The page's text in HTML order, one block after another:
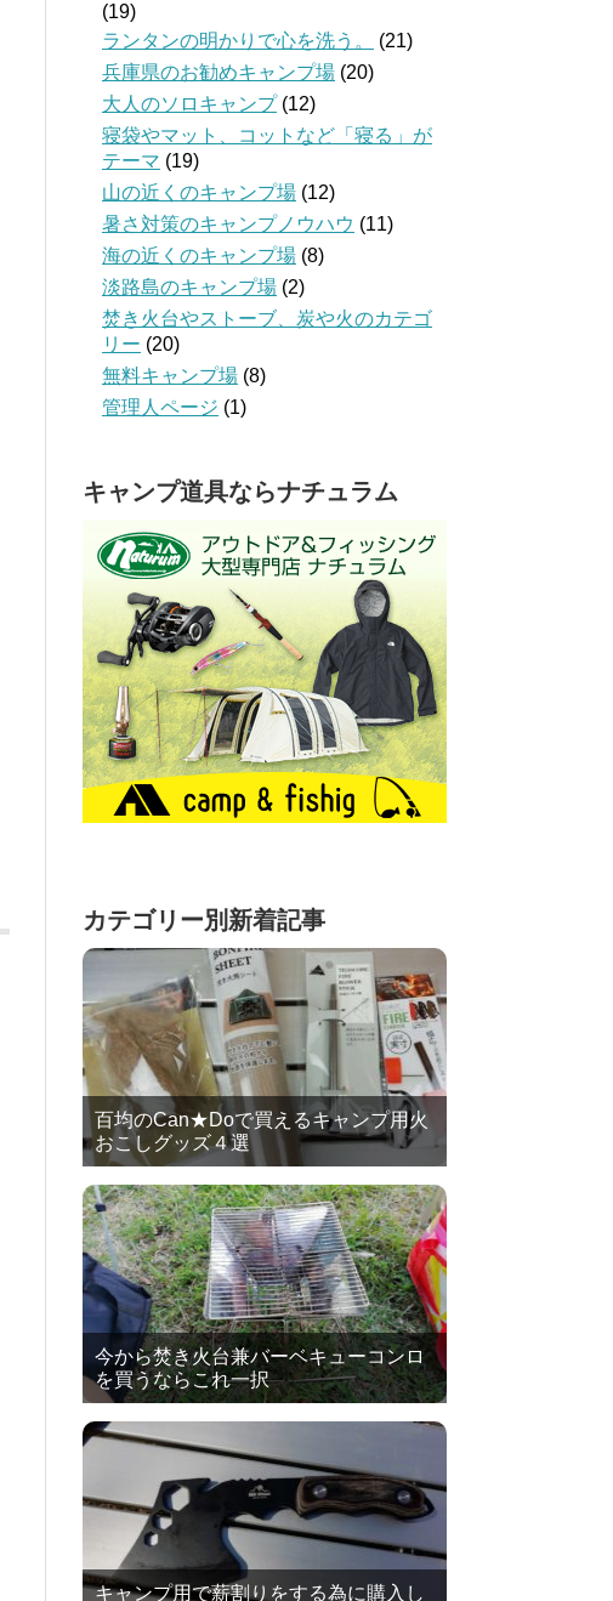
(19)
ランタンの明かりで心を洗う。
(21)
兵庫県のお勧めキャンプ場 (20)
大人のソロキャンプ(12)
寝袋やマット、コットなど「寝る」が
テーマ (19)
山の近くのキャンプ場 (12)
暑さ対策のキャンプノウハウ (11)
海の近くのキャンプ場 (8)
淡路島のキャンプ場 (2)
焚き火台やストーブ、炭や火のカテゴ
リー (20)
無料キャンプ場 (8)
管理人ページ (1)
キャンプ道具ならナチュラム
カテゴリー別新着記事
百均のCan★Doで買えるキャンプ用火
おこしグッズ４選
今から焚き火台兼バーベキューコンロ
を買うならこれ一択
キャンプ用で薪割りをする為に購入し